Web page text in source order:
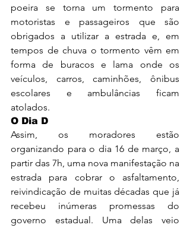
poeira se torna um tormento para
motoristas e passageiros que são
obrigados a utilizar a estrada e, em
tempos de chuva o tormento vêm em
forma de buracos e lama onde os
veículos, carros, caminhões, ônibus
escolares e ambulâncias ficam
atolados.
O Dia D
Assim, os moradores estão
organizando para o dia 16 de março, a
partir das 7h, uma nova manifestação na
estrada para cobrar o asfaltamento,
reivindicação de muitas décadas que já
recebeu inúmeras promessas do
governo estadual. Uma delas veio